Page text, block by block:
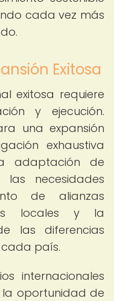
cada vez más
Exitosa
exitosa requiere
y ejecución.
una expansión
exhaustiva
adaptación de
necesidades
de alianzas
locales y la
las diferencias
país.
internacionales
oportunidad de